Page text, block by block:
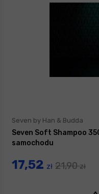
Seven by Han & Budda
Seven Soft Shampoo
samochodu
17,52 zł 21,90zł